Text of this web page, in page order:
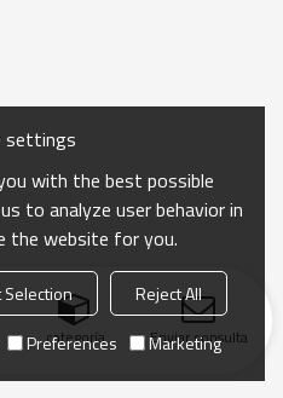
categoría Enviar consulta
settings
with the best possible
to analyze user behavior in
the website for you.
Selection
Reject All
Preferences Marketing